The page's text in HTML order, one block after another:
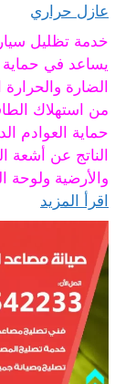
عازل حراري
خدمة تظليل
يساعد في
الضارة والحرارة
من استهلاك
حماية العوادم
الناتج عن
والأرضية ولوحة
اقرأ المزيد